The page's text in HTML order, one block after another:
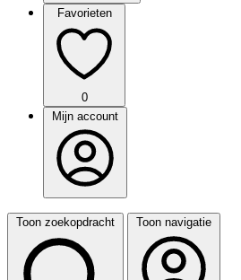
Favorieten
0
Mijn account
Toon zoekopdracht Toon navigatie